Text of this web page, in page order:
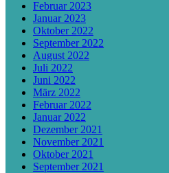
Februar 2023
Januar 2023
Oktober 2022
September 2022
August 2022
Juli 2022
Juni 2022
März 2022
Februar 2022
Januar 2022
Dezember 2021
November 2021
Oktober 2021
September 2021